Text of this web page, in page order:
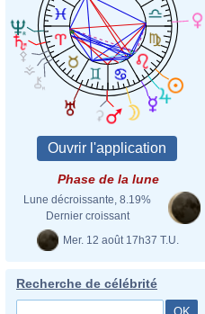
Phase de la lune
Lune décroissante, 8.19%
Dernier croissant
Mer. 12 août 17h37 T.U.
Recherche de célébrité